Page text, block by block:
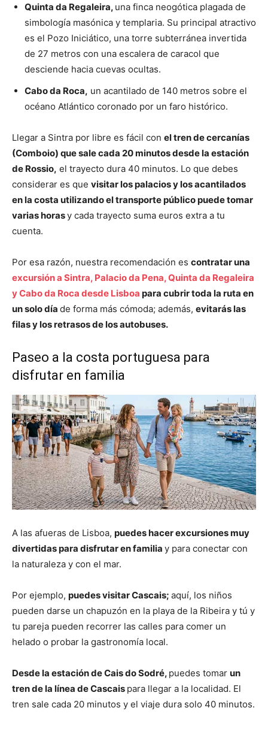
Quinta da Regaleira, una finca neogótica plagada de
simbología masónica y templaria. Su principal atractivo
es el Pozo Iniciático, una torre subterránea invertida
de 27 metros con una escalera de caracol que
desciende hacia cuevas ocultas.
Cabo da Roca, un acantilado de 140 metros sobre el
océano Atlántico coronado por un faro histórico.
Llegar a Sintra por libre es fácil con el tren de cercanías
(Comboio) que sale cada 20 minutos desde la estación
de Rossio, el trayecto dura 40 minutos. Lo que debes
considerar es que visitar los palacios y los acantilados
en la costa utilizando el transporte público puede tomar
varias horasy cada trayecto suma euros extra a tu
cuenta.
Por esa razón, nuestra recomendación es contratar una
excursión a Sintra, Palacio da Pena, Quinta da Regaleira
y Cabo da Roca desde Lisboa para cubrir toda la ruta en
un solo día de forma más cómoda; además, evitarás las
filas y los retrasos de los autobuses.
Paseo a la costa portuguesa para
disfrutar en familia
A las afueras de Lisboa, puedes hacer excursiones muy
divertidas para disfrutar en familia y para conectar con
la naturaleza y con el mar.
Por ejemplo, puedes visitar Cascais; aquí, los niños
pueden darse un chapuzón en la playa de la Ribeira y tú y
tu pareja pueden recorrer las calles para comer un
helado o probar la gastronomía local.
Desde la estación de Cais do Sodré, puedes tomar un
tren de la línea de Cascais para llegar a la localidad. El
tren sale cada 20 minutos y el viaje dura solo 40 minutos.